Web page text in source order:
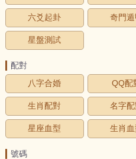
六爻起卦 奇門遁
星盤測試
配對
八字合婚
QQ配
生肖配對 名字
星座血型 生肖血
號碼